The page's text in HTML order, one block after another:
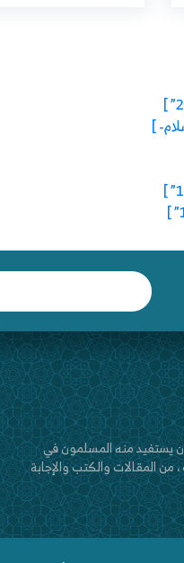
يستفيد منه المسلمون في
المقالات والكتب والإجابة